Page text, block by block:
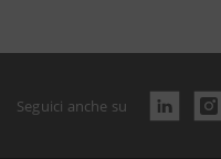
Seguici anche su